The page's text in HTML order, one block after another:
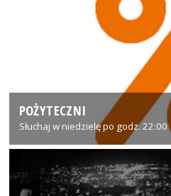
POŻYTECZNI
Słuchaj w niedzielę po godz. 22:00